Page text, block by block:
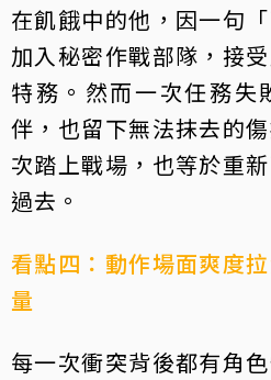
在飢餓中的他，因一句
加入秘密作戰部隊，接
特務。然而一次任務失
伴，也留下無法抹去的
次踏上戰場，也等於重
過去。
看點四：動作場面爽度
量
每一次衝突背後都有角